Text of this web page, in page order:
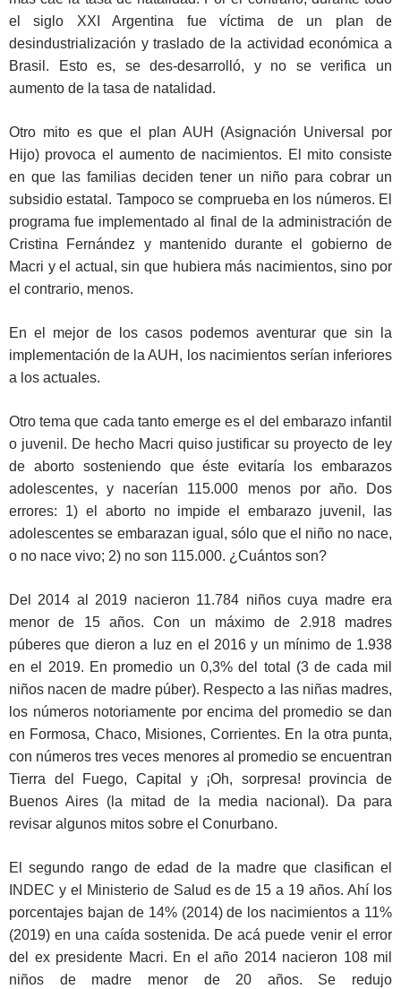
el siglo XXI Argentina fue víctima de un plan de
desindustrialización y traslado de la actividad económica a
Brasil. Esto es, se des-desarrolló, y no se verifica un
aumento de la tasa de natalidad.
Otro mito es que el plan AUH (Asignación Universal por
Hijo) provoca el aumento de nacimientos. El mito consiste
en que las familias deciden tener un niño para cobrar un
subsidio estatal. Tampoco se comprueba en los números. El
programa fue implementado al final de la administración de
Cristina Fernández y mantenido durante el gobierno de
Macri y el actual, sin que hubiera más nacimientos, sino por
el contrario, menos.
En el mejor de los casos podemos aventurar que sin la
implementación de la AUH, los nacimientos serían inferiores
a los actuales.
Otro tema que cada tanto emerge es el del embarazo infantil
o juvenil. De hecho Macri quiso justificar su proyecto de ley
de aborto sosteniendo que éste evitaría los embarazos
adolescentes, y nacerían 115.000 menos por año. Dos
errores: 1) el aborto no impide el embarazo juvenil, las
adolescentes se embarazan igual, sólo que el niño no nace,
o no nace vivo; 2) no son 115.000. ¿Cuántos son?
Del 2014 al 2019 nacieron 11.784 niños cuya madre era
menor de 15 años. Con un máximo de 2.918 madres
púberes que dieron a luz en el 2016 y un mínimo de 1.938
en el 2019. En promedio un 0,3% del total (3 de cada mil
niños nacen de madre púber). Respecto a las niñas madres,
los números notoriamente por encima del promedio se dan
en Formosa, Chaco, Misiones, Corrientes. En la otra punta,
con números tres veces menores al promedio se encuentran
Tierra del Fuego, Capital y ¡Oh, sorpresa! provincia de
Buenos Aires (la mitad de la media nacional). Da para
revisar algunos mitos sobre el Conurbano.
El segundo rango de edad de la madre que clasifican el
INDEC y el Ministerio de Salud es de 15 a 19 años. Ahí los
porcentajes bajan de 14% (2014) de los nacimientos a 11%
(2019) en una caída sostenida. De acá puede venir el error
del ex presidente Macri. En el año 2014 nacieron 108 mil
niños de madre menor de 20 años. Se redujo